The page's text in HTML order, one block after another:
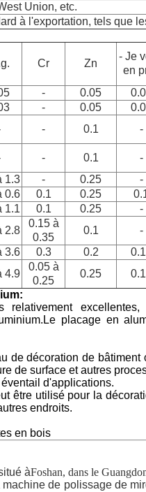
Union, etc.
à l'exportation, tels que
Cr Zn
- Je
en
- 0.05
- 0.05
- 0.1 -
- 0.1 -
1.3 - 0.25 -
0.6 0.1 0.25
1.1 0.1 0.25 -
2.8
0.15 à
0.35
0.1 -
3.6 0.3 0.2
4.9
0.05 à
0.25
0.25
relativement
placage en